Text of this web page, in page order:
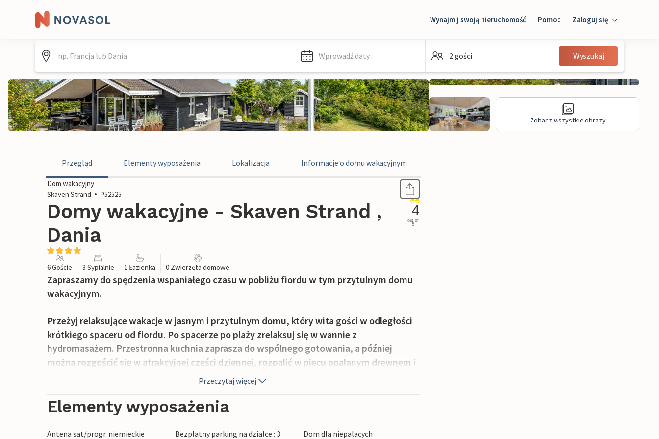
Wynajmij swoją nieruchomość Pomoc Zaloguj się
Zaloguj się
Gość
Wprowadź daty 2 gości Wyszukaj
Zobacz wszystkie obrazy
Przegląd Elementy wyposażenia Lokalizacja Informacje o domu wakacyjnym
Dom wakacyjny
Skaven Strand
P52525
Domy wakacyjne - Skaven Strand ,
Dania
4
out of
5
6 Goście 3 Sypialnie 1 Łazienka 0 Zwierzęta domowe
Zapraszamy do spędzenia wspaniałego czasu w pobliżu fiordu w tym przytulnym domu
wakacyjnym.
Przeżyj relaksujące wakacje w jasnym i przytulnym domu, który wita gości w odległości
krótkiego spaceru od fiordu. Po spacerze po plaży zrelaksuj się w wannie z
hydromasażem. Przestronna kuchnia zaprasza do wspólnego gotowania, a później
można rozgościć się w atrakcyjnej części dziennej, rozpalić w piecu opalanym drewnem i
długo rozmawiać w wygodnej części wypoczynkowej.
Nieruchomość oferuje przestrzeń do relaksu na świeżym powietrzu. Ciesz się słońcem na
tarasie i serwuj pyszne dania z grilla na świeżym powietrzu, gdzie kolejna wanna z
hydromasażem oferuje czysty relaks.
Przeczytaj więcej
Elementy wyposażenia
Antena sat/progr. niemieckie
Bezplatny parking na dzialce : 3
Dom dla niepalacych